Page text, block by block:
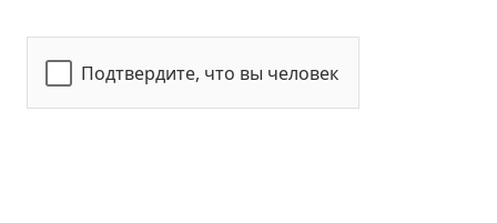
Подтвердите, что вы человек